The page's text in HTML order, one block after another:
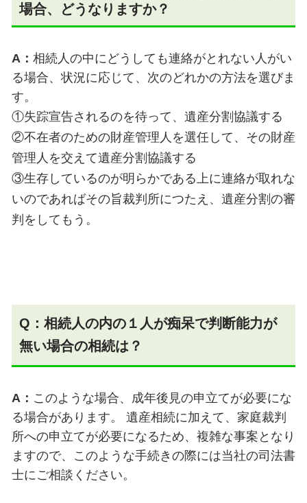
場合、どうなりますか？
A： 相続人の中にどうしても連絡がとれない人がい
る場合、状況に応じて、次のどれかの方法を選びま
す。
①失踪宣告されるのを待って、遺産分割協議する
②不在者のための財産管理人を選任して、その財産
管理人を交えて遺産分割協議する
③生存しているのが明らかである上に連絡が取れな
いのであればその旨裁判所につたえ、遺産分割の審
判をしてもう。
Q：相続人の内の１人が痴呆で判断能力が
無い場合の相続は？
A： このような場合、成年後見の申立てが必要にな
る場合があります。 遺産相続に加えて、家庭裁判
所への申立てが必要になるため、複雑な事案となり
ますので、このような手続きの際には当社の司法書
士にご相談ください。